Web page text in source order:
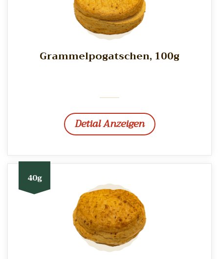
Grammelpogatschen, 100g
Detial Anzeigen
40g